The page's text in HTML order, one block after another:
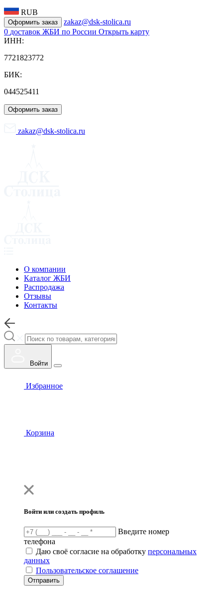
RUB
Оформить заказ
zakaz@dsk-stolica.ru
0 доставок ЖБИ по России Открыть карту
ИНН:
7721823772
БИК:
044525411
Оформить заказ
zakaz@dsk-stolica.ru
О компании
Каталог ЖБИ
Распродажа
Отзывы
Контакты
Войти
Избранное
Корзина
Войти или создать профиль
Введите номер
телефона
Даю своё согласие на обработку персональных
данных
Пользовательское соглашение
Отправить